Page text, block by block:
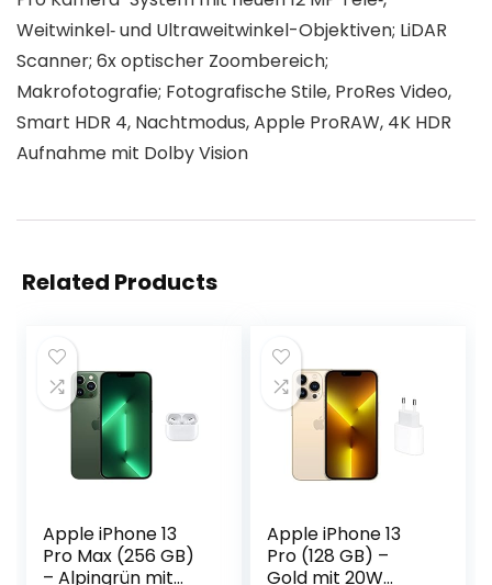
Weitwinkel‑ und Ultraweitwinkel-Objektiven; LiDAR
Scanner; 6x optischer Zoombereich;
Makrofotografie; Fotografische Stile, ProRes Video,
Smart HDR 4, Nachtmodus, Apple ProRAW, 4K HDR
Aufnahme mit Dolby Vision
Related Products
Apple iPhone 13
Pro Max (256 GB)
– Alpingrün mit
Apple iPhone 13
Pro (128 GB) –
Gold mit 20W